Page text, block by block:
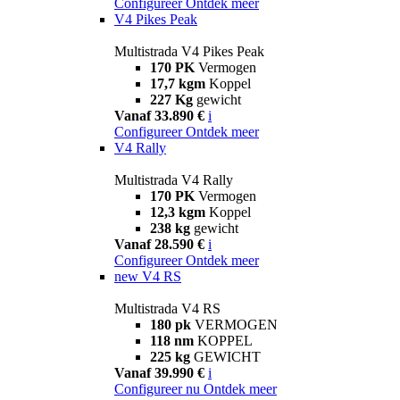
V4 Pikes Peak
Multistrada V4 Pikes Peak
170 PK Vermogen
17,7 kgm Koppel
227 Kg gewicht
Vanaf 33.890 € i
Configureer Ontdek meer
V4 Rally
Multistrada V4 Rally
170 PK Vermogen
12,3 kgm Koppel
238 kg gewicht
Vanaf 28.590 € i
Configureer Ontdek meer
new V4 RS
Multistrada V4 RS
180 pk VERMOGEN
118 nm KOPPEL
225 kg GEWICHT
Vanaf 39.990 € i
Configureer nu Ontdek meer